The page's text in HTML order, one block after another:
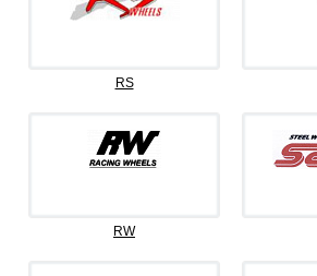
RS
RW